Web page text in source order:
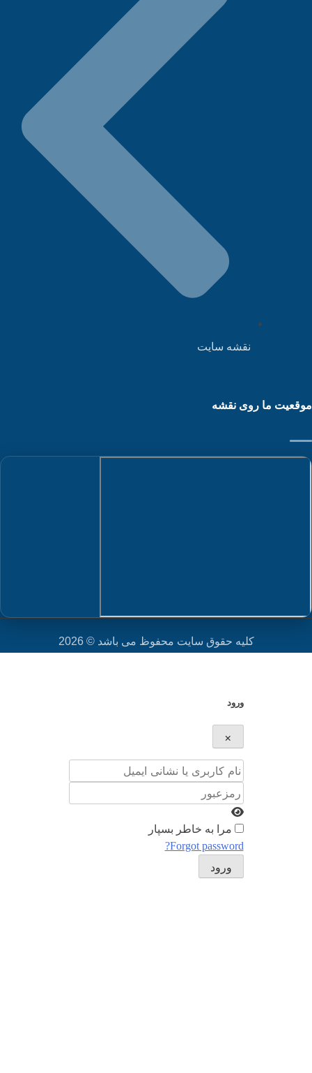
نقشه سایت
ما روی نقشه
کلیه حقوق سایت محفوظ می باشد © 2026
ورود
نام کاربری یا نشانی ایمیل
رمزعبور
مرا به خاطر بسپار
Forgot password?
ورود